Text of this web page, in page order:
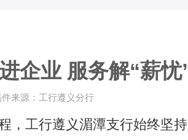
企业 服务解“薪忧
件来源：工行遵义分行
工行遵义湄潭支行始终坚持